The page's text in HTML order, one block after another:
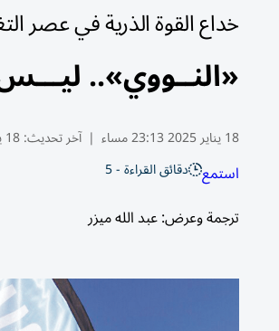
خداع القوة الذرية في عصر
«النــووي».. ليـــس
18 يناير 2025 23:13 مساء | آخر تحديث:18 يناير 23:18 2025
استمع دقائق القراءة - 5
ترجمة وعرض: عبد الله ميزر